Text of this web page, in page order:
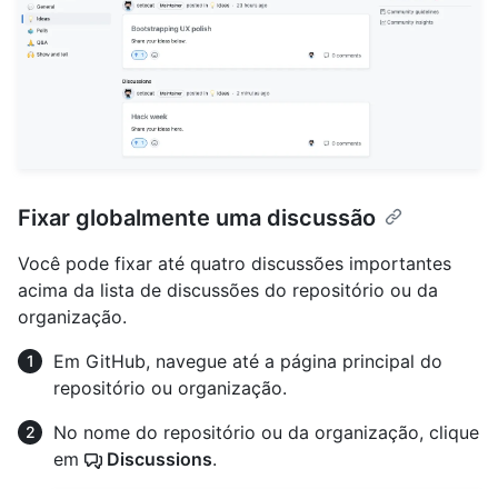
Fixar globalmente uma discussão
Você pode fixar até quatro discussões importantes
acima da lista de discussões do repositório ou da
organização.
Em GitHub, navegue até a página principal do
repositório ou organização.
No nome do repositório ou da organização, clique
em
Discussions.